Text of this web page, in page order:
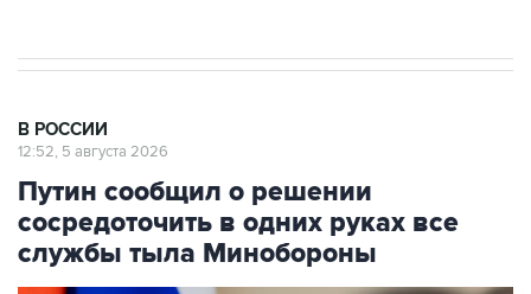
Путин сообщил о решении
сосредоточить в одних руках все
службы тыла Минобороны